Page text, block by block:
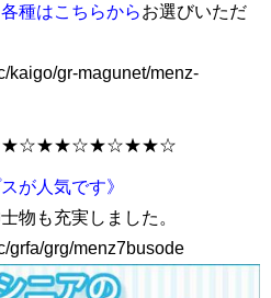
種はこちらからお選びいただ
kaigo/gr-magunet/menz-
が人気です》
物も充実しました。
grfa/grg/menz7busode